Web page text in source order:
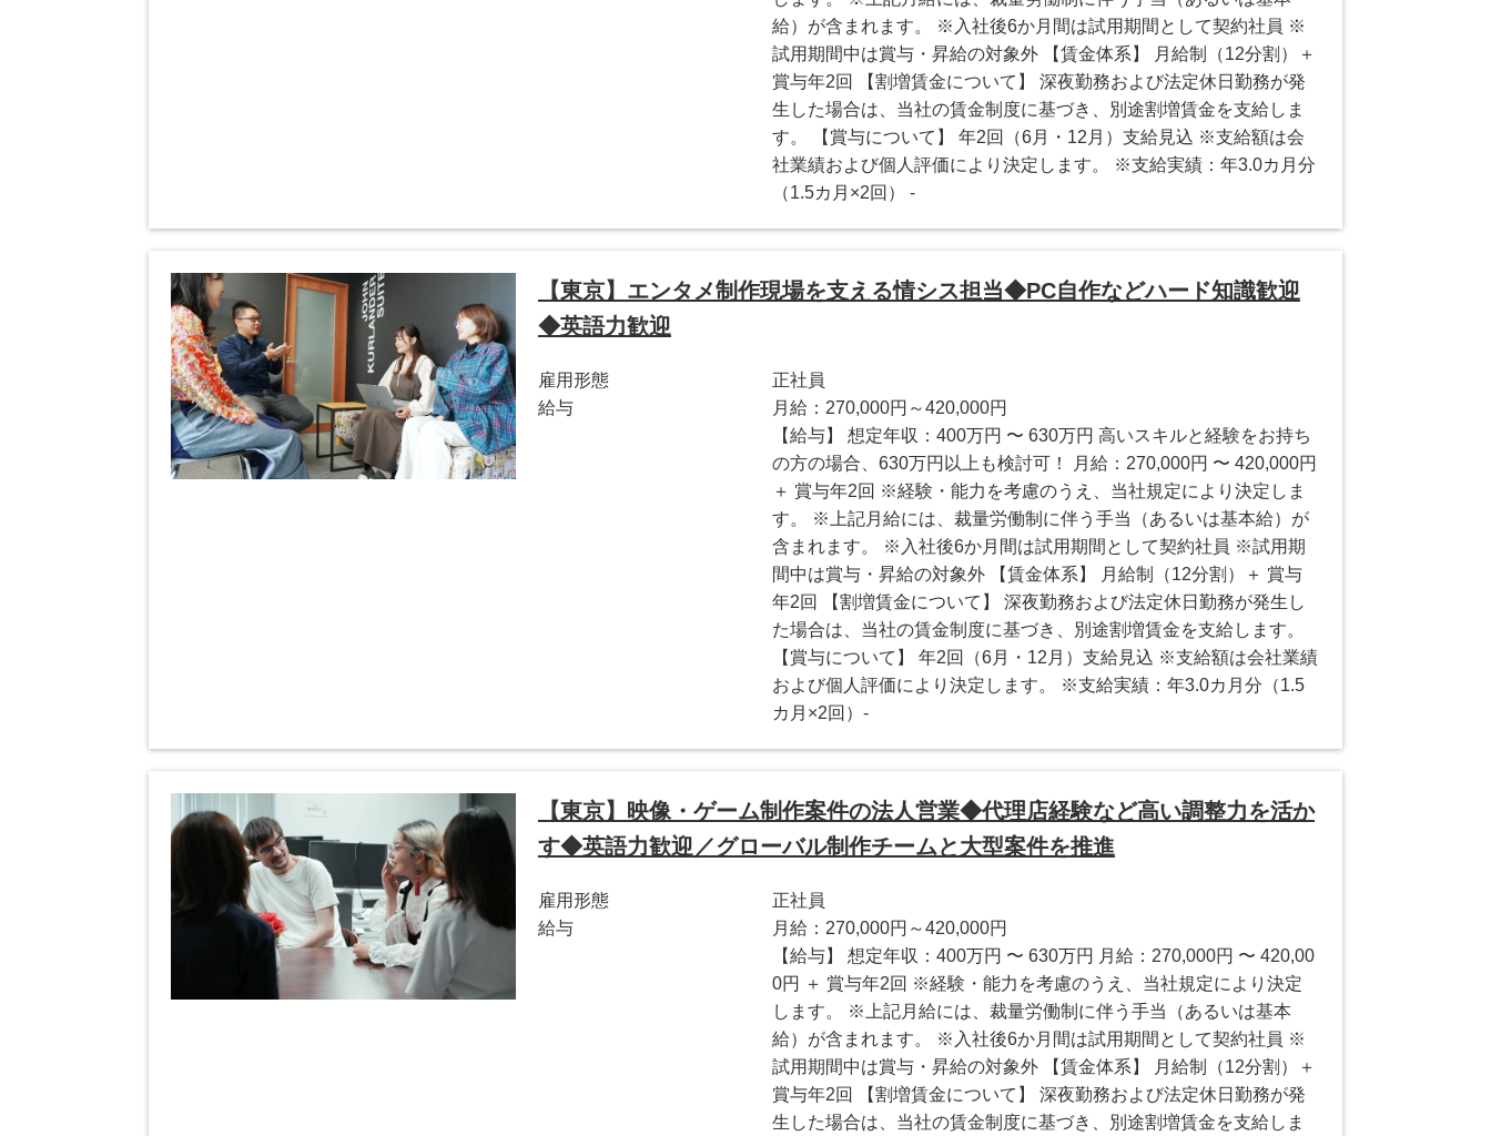
給）が含まれます。 ※入社後6か月間は試用期間として契約社員 ※
試用期間中は賞与・昇給の対象外 【賃金体系】 月給制（12分割）＋
賞与年2回 【割増賃金について】 深夜勤務および法定休日勤務が発
生した場合は、当社の賃金制度に基づき、別途割増賃金を支給しま
す。 【賞与について】 年2回（6月・12月）支給見込 ※支給額は会
社業績および個人評価により決定します。 ※支給実績：年3.0カ月分
（1.5カ月×2回） -
【東京】エンタメ制作現場を支える情シス担当◆PC自作などハード知識歓迎
◆英語力歓迎
雇用形態
正社員
給与
月給：270,000円～420,000円
【給与】 想定年収：400万円 〜 630万円 高いスキルと経験をお持ち
の方の場合、630万円以上も検討可！ 月給：270,000円 〜 420,000円
＋ 賞与年2回 ※経験・能力を考慮のうえ、当社規定により決定しま
す。 ※上記月給には、裁量労働制に伴う手当（あるいは基本給）が
含まれます。 ※入社後6か月間は試用期間として契約社員 ※試用期
間中は賞与・昇給の対象外 【賃金体系】 月給制（12分割）＋ 賞与
年2回 【割増賃金について】 深夜勤務および法定休日勤務が発生し
た場合は、当社の賃金制度に基づき、別途割増賃金を支給します。
【賞与について】 年2回（6月・12月）支給見込 ※支給額は会社業績
および個人評価により決定します。 ※支給実績：年3.0カ月分（1.5
カ月×2回）-
【東京】映像・ゲーム制作案件の法人営業◆代理店経験など高い調整力を活か
す◆英語力歓迎／グローバル制作チームと大型案件を推進
雇用形態
正社員
給与
月給：270,000円～420,000円
【給与】 想定年収：400万円 〜 630万円 月給：270,000円 〜 420,00
0円 ＋ 賞与年2回 ※経験・能力を考慮のうえ、当社規定により決定
します。 ※上記月給には、裁量労働制に伴う手当（あるいは基本
給）が含まれます。 ※入社後6か月間は試用期間として契約社員 ※
試用期間中は賞与・昇給の対象外 【賃金体系】 月給制（12分割）＋
賞与年2回 【割増賃金について】 深夜勤務および法定休日勤務が発
生した場合は、当社の賃金制度に基づき、別途割増賃金を支給しま